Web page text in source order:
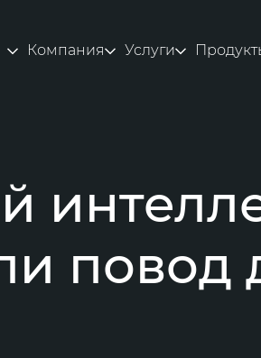
Компания Услуги
повод